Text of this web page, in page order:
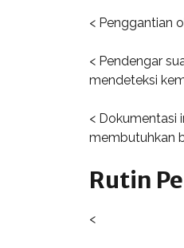
< Penggantian
< Pendengar
mendeteksi
< Dokumentasi
membutuhkan
Rutin
<